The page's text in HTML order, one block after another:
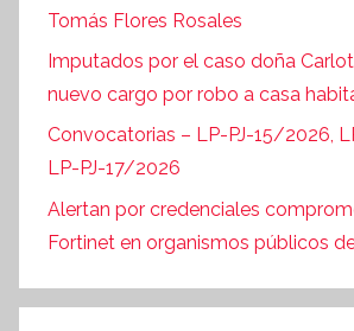
Tomás Flores Rosales
Imputados por el caso doña
nuevo cargo por robo a casa
Convocatorias – LP-PJ-15/2026,
LP-PJ-17/2026
Alertan por credenciales
Fortinet en organismos públicos